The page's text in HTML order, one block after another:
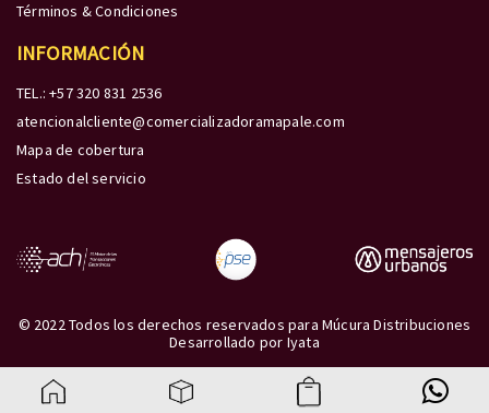
Términos & Condiciones
INFORMACIÓN
TEL.: +57 320 831 2536
atencionalcliente@comercializadoramapale.com
Mapa de cobertura
Estado del servicio
© 2022 Todos los derechos reservados para Múcura Distribuciones
Desarrollado por Iyata